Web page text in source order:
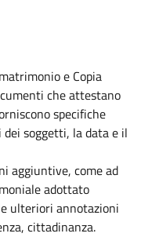
e Copia
che attestano
specifiche
soggetti, la data e il
aggiuntive, come ad
adottato
ulteriori annotazioni
cittadinanza.